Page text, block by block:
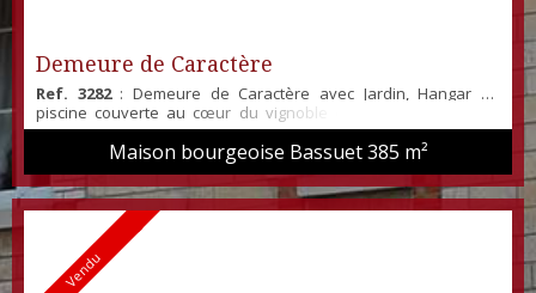
Demeure de Caractère
Ref. 3282: Demeure de Caractère avec Jardin, Hangar et
piscine couverte au cœur du vignoble champenois. Laissez-
vous séduire par cette magnifique demeure d'exception des
années 2000 et d'une surface d'environ 385m². Au rez-de-
chaussée, vous serez accueilli par une spacieuse entrée
cathédrale avec placards, une spacieuse pièce de vie avec
cheminée, une cuisine équipée indépendante, une chambre,
Maison bourgeoise Bassuet385 m²
Vendu